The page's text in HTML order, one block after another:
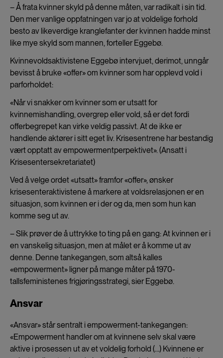
– Å frata kvinner skyld på denne måten, var radikalt i sin tid.
Den mer vanlige oppfatningen var jo at voldelige forhold
besto av likeverdige kranglefanter der kvinnen hadde minst
like mye skyld som mannen, forteller Eggebø.
Kvinnevoldsaktivistene Eggebø intervjuet, derimot, unngår
bevisst å bruke «offer» om kvinner som har opplevd vold i
parforholdet:
«Når vi snakker om kvinner som er utsatt for
kvinnemishandling, overgrep eller vold, så er det fordi
offerbegrepet kan virke veldig passivt. At de ikke er
handlende aktører i sitt eget liv. Krisesentrene har bestandig
vært opptatt av empowermentperpektivet». (Ansatt i
Krisesentersekretariatet)
Ved å velge ordet «utsatt» framfor «offer», ønsker
krisesenteraktivistene å markere at voldsrelasjonen er en
situasjon, som kvinnen er i der og da, men som hun kan
komme seg ut av.
– Slik prøver de å uttrykke to ting på en gang: At kvinnen er i
en vanskelig situasjon, men at målet er å komme ut av
denne. Denne tankegangen, som altså kalles
«empowerment» ligner på mange måter på 1970-
tallsfeministenes frigjøringsstrategi, sier Eggebø.
Ansvar
«Ansvar» står sentralt i empowerment-tankegangen:
«Empowerment handler om at kvinnene selv skal være
aktive i prosessen ut av et voldelig forhold (…) Kvinnene er